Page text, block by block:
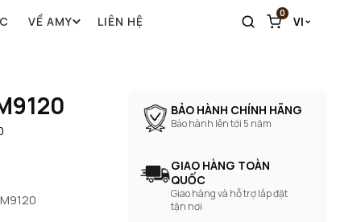
VỀ AMY LIÊN HỆ
0
VI
BẢO HÀNH CHÍNH HÃNG
Bảo hành lên tới 5 năm
GIAO HÀNG TOÀN
QUỐC
Giao hàng và hỗ trợ lắp đặt
tận nơi